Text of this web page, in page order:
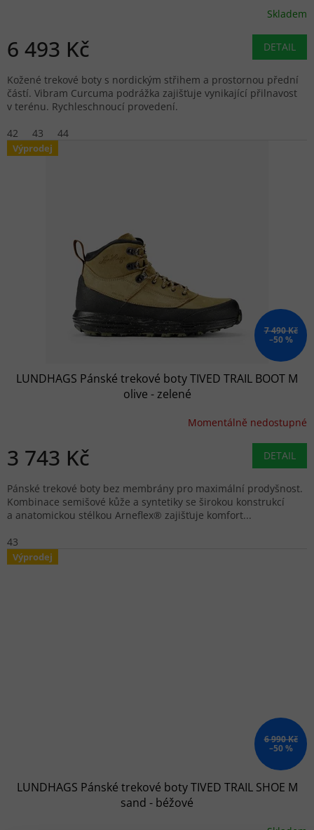
Skladem
6 493 Kč DETAIL
Kožené trekové boty s nordickým střihem a prostornou přední
částí. Vibram Curcuma podrážka zajišťuje vynikající přilnavost
v terénu. Rychleschnoucí provedení.
42
43 44
Výprodej
7 490 Kč
–50 %
LUNDHAGS Pánské trekové boty TIVED TRAIL BOOT M
olive - zelené
Momentálně nedostupné
3 743 Kč DETAIL
Pánské trekové boty bez membrány pro maximální prodyšnost.
Kombinace semišové kůže a syntetiky se širokou konstrukcí
a anatomickou stélkou Arneflex® zajišťuje komfort...
43
Výprodej
6 990 Kč
–50 %
LUNDHAGS Pánské trekové boty TIVED TRAIL SHOE M
sand - béžové